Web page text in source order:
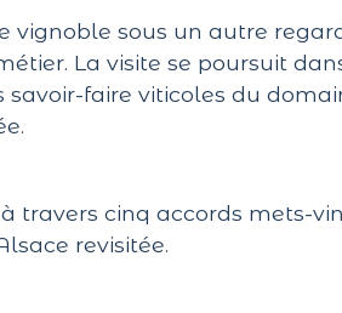
vignoble sous un autre
La visite se poursuit
faire viticoles du
travers cinq accords mets-
revisitée.